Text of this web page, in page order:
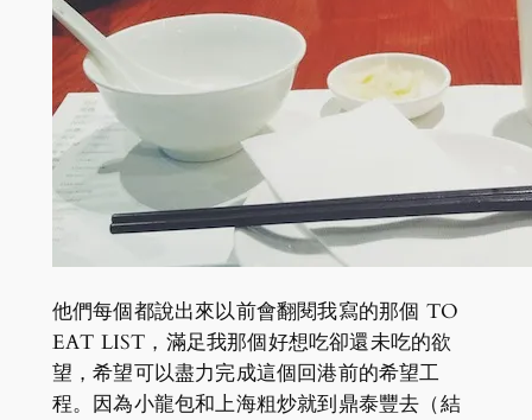
他們每個都說出來以前會翻閱我寫的那個 TO
EAT LIST，滿足我那個好想吃卻還未吃的欲
望，希望可以盡力完成這個回港前的希望工
程。因為小龍包和上海粗炒就到鼎泰豐去（結